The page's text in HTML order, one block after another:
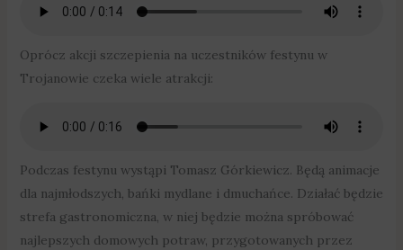
Oprócz akcji szczepienia na uczestników festynu w
Trojanowie czeka wiele atrakcji:
Podczas festynu wystąpi Tomasz Górkiewicz. Będą animacje
dla najmłodszych, bańki mydlane i dmuchańce. Działać będzie
strefa gastronomiczna, w niej będzie można spróbować
najlepszych domowych potraw, przygotowanych przez